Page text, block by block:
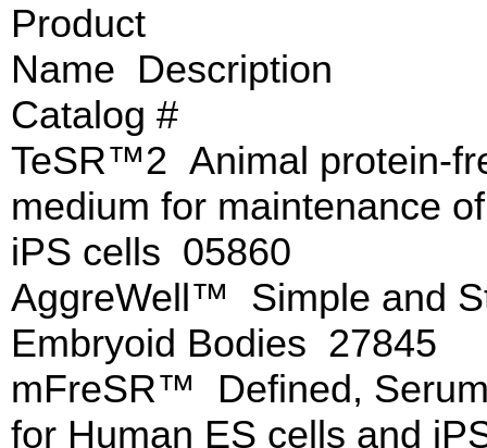
Product
Catalog #
TeSR™2 Animal protein-
medium for maintenance
iPS cells 05860
AggreWell™ Simple and
Embryoid Bodies 27845
mFreSR™ Defined,
for Human ES cells and